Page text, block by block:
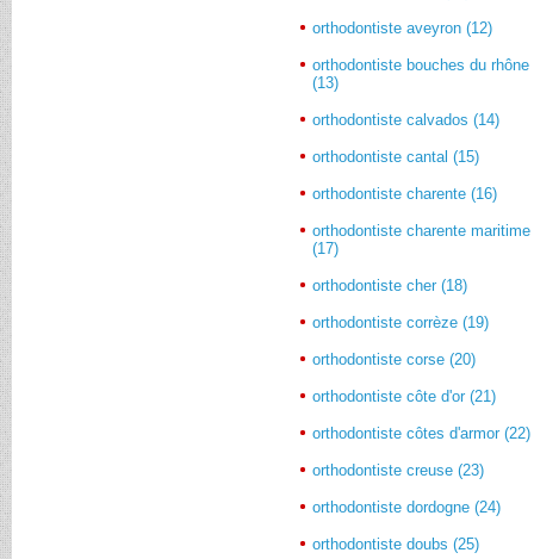
orthodontiste aveyron (12)
orthodontiste bouches du rhône
(13)
orthodontiste calvados (14)
orthodontiste cantal (15)
orthodontiste charente (16)
orthodontiste charente maritime
(17)
orthodontiste cher (18)
orthodontiste corrèze (19)
orthodontiste corse (20)
orthodontiste côte d'or (21)
orthodontiste côtes d'armor (22)
orthodontiste creuse (23)
orthodontiste dordogne (24)
orthodontiste doubs (25)